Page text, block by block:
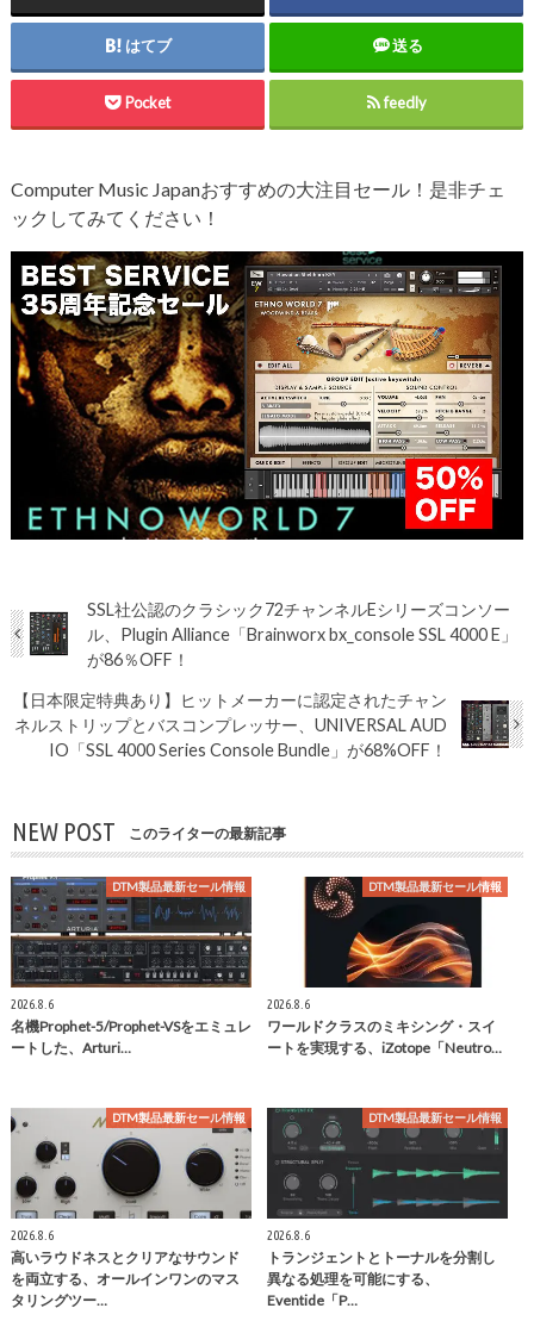
はてブ 送る
Pocket feedly
Computer Music Japanおすすめの大注目セール！是非チェ
ックしてみてください！
SSL社公認のクラシック72チャンネルEシリーズコンソー
ル、Plugin Alliance「Brainworx bx_console SSL 4000 E」
が86％OFF！
【日本限定特典あり】ヒットメーカーに認定されたチャン
ネルストリップとバスコンプレッサー、UNIVERSAL AUD
IO「SSL 4000 Series Console Bundle」が68%OFF！
NEW POST このライターの最新記事
DTM製品最新セール情報
2026.8.6
名機Prophet-5/Prophet-VSをエミュレ
ートした、Arturi…
DTM製品最新セール情報
2026.8.6
ワールドクラスのミキシング・スイ
ートを実現する、iZotope「Neutro…
DTM製品最新セール情報
2026.8.6
高いラウドネスとクリアなサウンド
を両立する、オールインワンのマス
タリングツー…
DTM製品最新セール情報
2026.8.6
トランジェントとトーナルを分割し
異なる処理を可能にする、
Eventide「P…